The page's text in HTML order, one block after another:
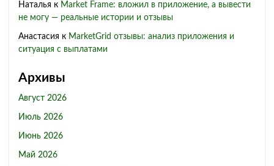
Наталья к Market Frame: вложил в приложение, а вывести
не могу — реальные истории и отзывы
Анастасия к MarketGrid отзывы: анализ приложения и
ситуация с выплатами
Архивы
Август 2026
Июль 2026
Июнь 2026
Май 2026